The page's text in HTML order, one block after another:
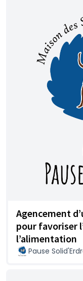
Agencement
pour favoriser
l’alimentation
Pause